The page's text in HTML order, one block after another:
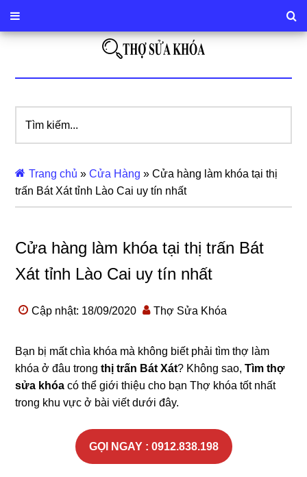
kiếm...
Trang chủ »Cửa Hàng »Cửa hàng làm khóa tại thị
trấn Bát Xát tỉnh Lào Cai uy tín nhất
Cửa hàng làm khóa tại thị trấn Bát
Xát tỉnh Lào Cai uy tín nhất
Cập nhật: 18/09/2020 Thợ Sửa Khóa
Bạn bị mất chìa khóa mà không biết phải tìm thợ làm
khóa ở đâu trongthị trấn Bát Xát? Không sao,Tìm thợ
sửa khóa có thể giới thiệu cho bạn Thợ khóa tốt nhất
trong khu vực ở bài viết dưới đây.
GỌI NGAY : 0912.838.198